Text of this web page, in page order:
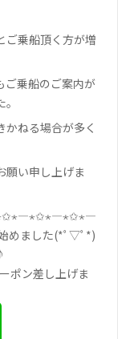
乗船頂く方が増
ご乗船のご案内が
ねる場合が多く
願い申し上げま
めました(*ﾟ▽ﾟ*)
ポン差し上げま